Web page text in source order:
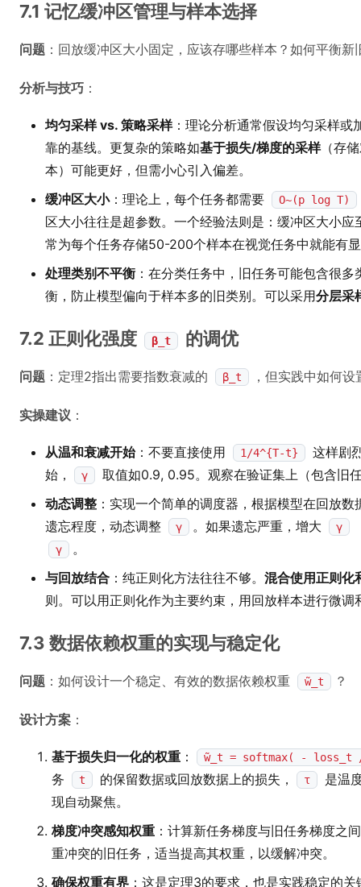
7.1 记忆缓冲区管理与样本选择
问题 ：回放缓冲区大小固定，应该存哪些样本？如何平衡新
分析与技巧 ：
均匀采样 vs. 策略采样：理论分析通常假设均匀采样或
靠的基线。更复杂的策略如基于损失/梯度的采样（存
本）可能更好，但需小心引入偏差。
缓冲区大小：理论上，每个任务都需要 O~(p log T)
区大小往往是超参数。一个经验法则是：缓冲区大小应
常为每个任务存储50-200个样本在视觉任务中就能有
处理类别不平衡 ：在分类任务中，旧任务可能包含很
衡，防止模型偏向于样本多的旧类别。可以采用分层采
7.2 正则化强度 β_t 的调优
问题 ：定理2指出需要指数衰减的 β_t ，但实践中如何
实操建议 ：
从温和衰减开始：不要直接使用 1/4^{T-t}
这样剧
始，
γ
取值如0.9, 0.95。观察在验证集上（包含旧
动态调整 ：实现一个简单的调度器，根据模型在回放
遗忘程度，动态调整
γ 。如果遗忘严重，增大 γ
γ
。
与回放结合 ：纯正则化方法往往不够。 混合使用正则化
则。可以用正则化作为主要约束，用回放样本进行微调
7.3 数据依赖权重的实现与稳定化
问题 ：如何设计一个稳定、有效的数据依赖权重 w̃_t ？
设计方案 ：
基于损失归一化的权重 ： w̃_t = softmax( -
务 t 的保留数据或回放数据上的损失， τ
是温
现自动聚焦。
梯度冲突感知权重 ：计算新任务梯度与旧任务梯度之
重冲突的旧任务，适当提高其权重，以缓解冲突。
确保权重有界 ：这是定理3的要求，也是实践稳定的